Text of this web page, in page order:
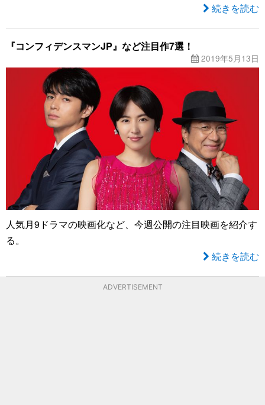
続きを読む
『コンフィデンスマンJP』など注目作7選！
2019年5月13日
人気月9ドラマの映画化など、今週公開の注目映画を紹介す
る。
続きを読む
ADVERTISEMENT